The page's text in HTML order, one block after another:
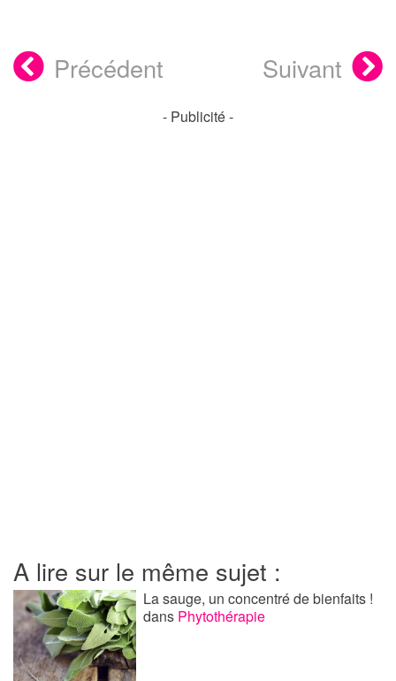
Précédent Suivant
- Publicité -
A lire sur le même sujet :
La sauge, un concentré de bienfaits !
dans Phytothérapie